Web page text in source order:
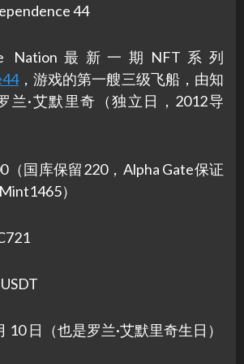
44
Nation最新一期NFT系列
，游戏的第一艘三级飞船，由知
兰·艾默里奇（独立日，2012导
（国库保留220，Alpha Gate保证
）
10 日（也是罗兰·艾默里奇生日）